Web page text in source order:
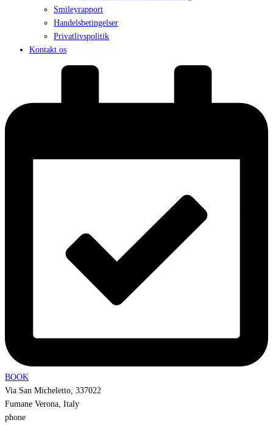
Smileyrapport
Handelsbetingelser
Privatlivspolitik
Kontakt os
BOOK
Via San Micheletto, 337022
Fumane Verona, Italy
phone